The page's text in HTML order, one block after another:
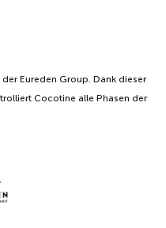
Eureden Group. Dank dieser
Cocotine alle Phasen der